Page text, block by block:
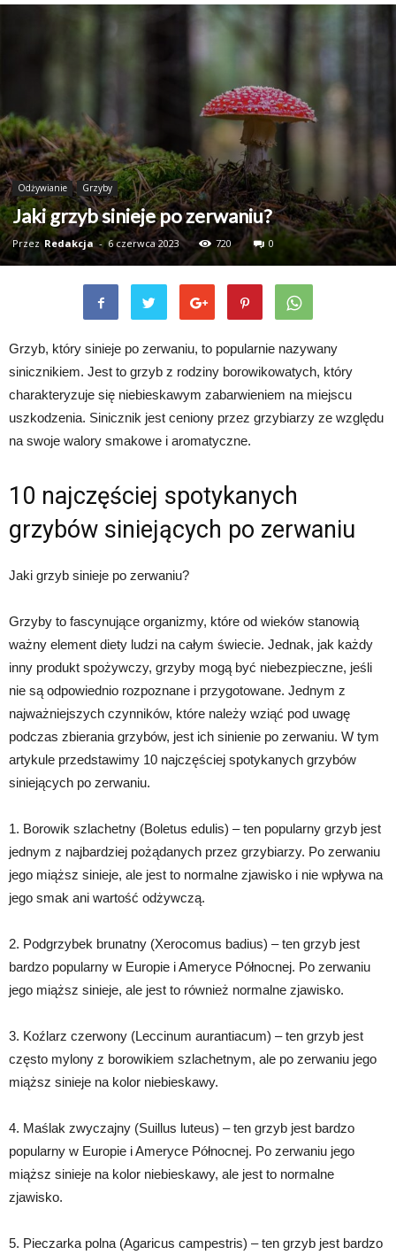
Odżywianie Grzyby
Jaki grzyb sinieje po zerwaniu?
Przez Redakcja - 6 czerwca 2023 720 0
Grzyb, który sinieje po zerwaniu, to popularnie nazywany
sinicznikiem. Jest to grzyb z rodziny borowikowatych, który
charakteryzuje się niebieskawym zabarwieniem na miejscu
uszkodzenia. Sinicznik jest ceniony przez grzybiarzy ze względu
na swoje walory smakowe i aromatyczne.
10 najczęściej spotykanych
grzybów siniejących po zerwaniu
Jaki grzyb sinieje po zerwaniu?
Grzyby to fascynujące organizmy, które od wieków stanowią
ważny element diety ludzi na całym świecie. Jednak, jak każdy
inny produkt spożywczy, grzyby mogą być niebezpieczne, jeśli
nie są odpowiednio rozpoznane i przygotowane. Jednym z
najważniejszych czynników, które należy wziąć pod uwagę
podczas zbierania grzybów, jest ich sinienie po zerwaniu. W tym
artykule przedstawimy 10 najczęściej spotykanych grzybów
siniejących po zerwaniu.
1. Borowik szlachetny (Boletus edulis) – ten popularny grzyb jest
jednym z najbardziej pożądanych przez grzybiarzy. Po zerwaniu
jego miąższ sinieje, ale jest to normalne zjawisko i nie wpływa na
jego smak ani wartość odżywczą.
2. Podgrzybek brunatny (Xerocomus badius) – ten grzyb jest
bardzo popularny w Europie i Ameryce Północnej. Po zerwaniu
jego miąższ sinieje, ale jest to również normalne zjawisko.
3. Koźlarz czerwony (Leccinum aurantiacum) – ten grzyb jest
często mylony z borowikiem szlachetnym, ale po zerwaniu jego
miąższ sinieje na kolor niebieskawy.
4. Maślak zwyczajny (Suillus luteus) – ten grzyb jest bardzo
popularny w Europie i Ameryce Północnej. Po zerwaniu jego
miąższ sinieje na kolor niebieskawy, ale jest to normalne
zjawisko.
5. Pieczarka polna (Agaricus campestris) – ten grzyb jest bardzo